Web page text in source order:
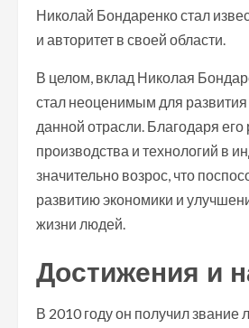
Николай Бондаренко стал
и авторитет в своей области.
В целом, вклад Николая
стал неоценимым для развития
данной отрасли. Благодаря его
производства и технологий в
значительно возрос, что
развитию экономики и
жизни людей.
Достижения и
В 2010 году он получил звание